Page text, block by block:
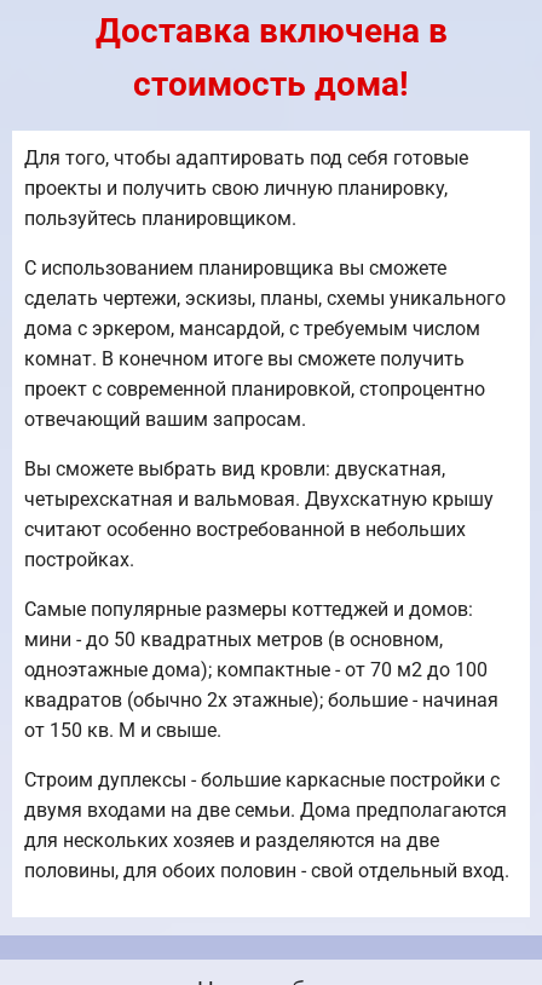
Доставка включена в
стоимость дома!
Для того, чтобы адаптировать под себя готовые
проекты и получить свою личную планировку,
пользуйтесь планировщиком.
С использованием планировщика вы сможете
сделать чертежи, эскизы, планы, схемы уникального
дома с эркером, мансардой, с требуемым числом
комнат. В конечном итоге вы сможете получить
проект с современной планировкой, стопроцентно
отвечающий вашим запросам.
Вы сможете выбрать вид кровли: двускатная,
четырехскатная и вальмовая. Двухскатную крышу
считают особенно востребованной в небольших
постройках.
Самые популярные размеры коттеджей и домов:
мини - до 50 квадратных метров (в основном,
одноэтажные дома); компактные - от 70 м2 до 100
квадратов (обычно 2х этажные); большие - начиная
от 150 кв. М и свыше.
Строим дуплексы - большие каркасные постройки с
двумя входами на две семьи. Дома предполагаются
для нескольких хозяев и разделяются на две
половины, для обоих половин - свой отдельный вход.